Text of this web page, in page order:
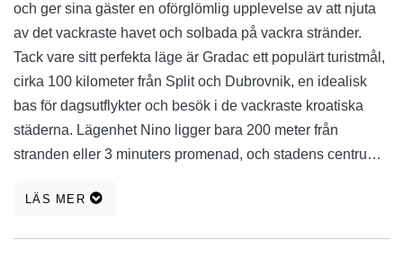
och ger sina gäster en oförglömlig upplevelse av att njuta
av det vackraste havet och solbada på vackra stränder.
Tack vare sitt perfekta läge är Gradac ett populärt turistmål,
cirka 100 kilometer från Split och Dubrovnik, en idealisk
bas för dagsutflykter och besök i de vackraste kroatiska
städerna. Lägenhet Nino ligger bara 200 meter från
stranden eller 3 minuters promenad, och stadens centrum
behöver för en längre vistelse om du väljer att göra det.
LÄS MER